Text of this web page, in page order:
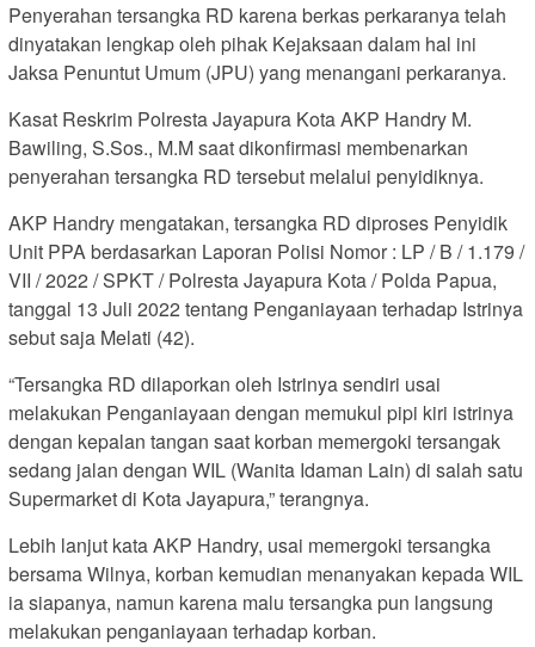
Penyerahan tersangka RD karena berkas perkaranya telah
dinyatakan lengkap oleh pihak Kejaksaan dalam hal ini
Jaksa Penuntut Umum (JPU) yang menangani perkaranya.
Kasat Reskrim Polresta Jayapura Kota AKP Handry M.
Bawiling, S.Sos., M.M saat dikonfirmasi membenarkan
penyerahan tersangka RD tersebut melalui penyidiknya.
AKP Handry mengatakan, tersangka RD diproses Penyidik
Unit PPA berdasarkan Laporan Polisi Nomor : LP / B / 1.179 /
VII / 2022 / SPKT / Polresta Jayapura Kota / Polda Papua,
tanggal 13 Juli 2022 tentang Penganiayaan terhadap Istrinya
sebut saja Melati (42).
“Tersangka RD dilaporkan oleh Istrinya sendiri usai
melakukan Penganiayaan dengan memukul pipi kiri istrinya
dengan kepalan tangan saat korban memergoki tersangak
sedang jalan dengan WIL (Wanita Idaman Lain) di salah satu
Supermarket di Kota Jayapura,” terangnya.
Lebih lanjut kata AKP Handry, usai memergoki tersangka
bersama Wilnya, korban kemudian menanyakan kepada WIL
ia siapanya, namun karena malu tersangka pun langsung
melakukan penganiayaan terhadap korban.